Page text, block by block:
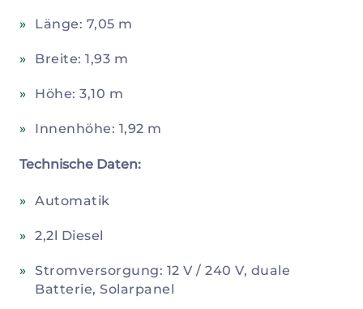
Länge: 7,05 m
Breite: 1,93 m
Höhe: 3,10 m
Innenhöhe: 1,92 m
Technische Daten:
Automatik
2,2l Diesel
Stromversorgung: 12 V / 240 V, duale
Batterie, Solarpanel